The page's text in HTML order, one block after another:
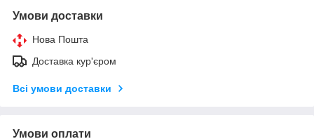
Умови доставки
Нова Пошта
Доставка кур'єром
Всі умови доставки
Умови оплати